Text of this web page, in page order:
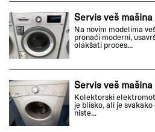
Servis veš
Na novim modelima
pronaći moderni,
olakšati proces...
Servis veš
Kolektorski
je blisko, ali je
niste...